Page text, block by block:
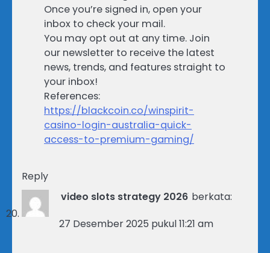
Once you’re signed in, open your
inbox to check your mail.
You may opt out at any time. Join
our newsletter to receive the latest
news, trends, and features straight to
your inbox!
References:
https://blackcoin.co/winspirit-
casino-login-australia-quick-
access-to-premium-gaming/
Reply
video slots strategy 2026 berkata:
27 Desember 2025 pukul 11:21 am